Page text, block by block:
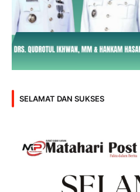
SELAMAT DAN SUKSES